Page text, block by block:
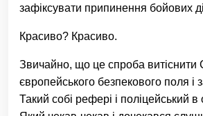
зафіксувати припинення бойових
Красиво? Красиво.
Звичайно, що це спроба
європейського безпекового поля і
Такий собі рефері і поліцейський